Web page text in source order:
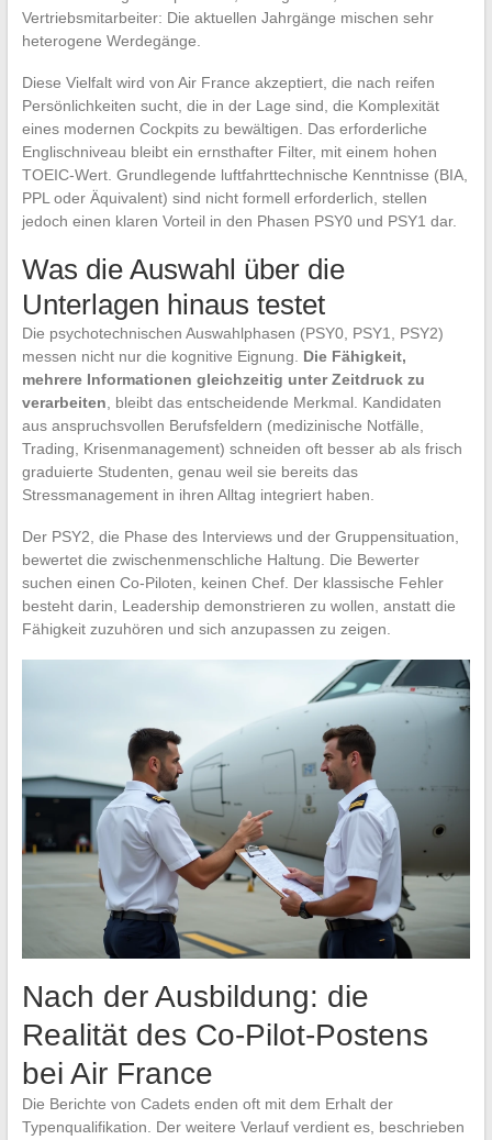
Vertriebsmitarbeiter: Die aktuellen Jahrgänge mischen sehr
heterogene Werdegänge.
Diese Vielfalt wird von Air France akzeptiert, die nach reifen
Persönlichkeiten sucht, die in der Lage sind, die Komplexität
eines modernen Cockpits zu bewältigen. Das erforderliche
Englischniveau bleibt ein ernsthafter Filter, mit einem hohen
TOEIC-Wert. Grundlegende luftfahrttechnische Kenntnisse (BIA,
PPL oder Äquivalent) sind nicht formell erforderlich, stellen
jedoch einen klaren Vorteil in den Phasen PSY0 und PSY1 dar.
Was die Auswahl über die
Unterlagen hinaus testet
Die psychotechnischen Auswahlphasen (PSY0, PSY1, PSY2)
messen nicht nur die kognitive Eignung. Die Fähigkeit,
mehrere Informationen gleichzeitig unter Zeitdruck zu
verarbeiten , bleibt das entscheidende Merkmal. Kandidaten
aus anspruchsvollen Berufsfeldern (medizinische Notfälle,
Trading, Krisenmanagement) schneiden oft besser ab als frisch
graduierte Studenten, genau weil sie bereits das
Stressmanagement in ihren Alltag integriert haben.
Der PSY2, die Phase des Interviews und der Gruppensituation,
bewertet die zwischenmenschliche Haltung. Die Bewerter
suchen einen Co-Piloten, keinen Chef. Der klassische Fehler
besteht darin, Leadership demonstrieren zu wollen, anstatt die
Fähigkeit zuzuhören und sich anzupassen zu zeigen.
Nach der Ausbildung: die
Realität des Co-Pilot-Postens
bei Air France
Die Berichte von Cadets enden oft mit dem Erhalt der
Typenqualifikation. Der weitere Verlauf verdient es, beschrieben